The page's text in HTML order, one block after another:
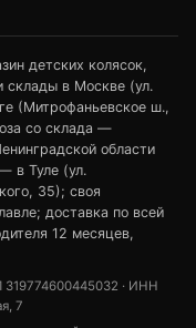
детских колясок,
склады в Москве (ул.
(Митрофаньевское ш.,
со склада —
области
в Туле (ул.
35); своя
доставка по всей
12 месяцев,
· ИНН
7